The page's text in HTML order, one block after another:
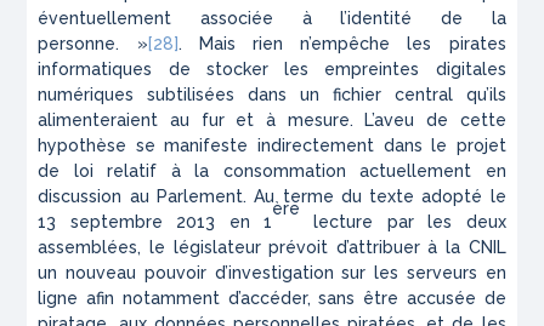
éventuellement associée à l’identité de la
personne. »[28]. Mais rien n’empêche les pirates
informatiques de stocker les empreintes digitales
numériques subtilisées dans un fichier central qu’ils
alimenteraient au fur et à mesure. L’aveu de cette
hypothèse se manifeste indirectement dans le projet
de loi relatif à la consommation actuellement en
discussion au Parlement. Au terme du texte adopté le
13 septembre 2013 en 1
ère
lecture par les deux
assemblées, le législateur prévoit d’attribuer à la CNIL
un nouveau pouvoir d’investigation sur les serveurs en
ligne afin notamment d’accéder, sans être accusée de